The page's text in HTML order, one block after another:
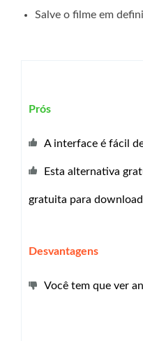
Salve o filme em
Prós
A interface é fácil
Esta alternativa
gratuita para
Desvantagens
Você tem que ver